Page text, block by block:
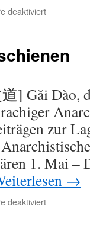
deaktiviertfür
Nr.
Juli
2013
] Gǎi Dào,
zur
1. Mai –
→
deaktiviertfür